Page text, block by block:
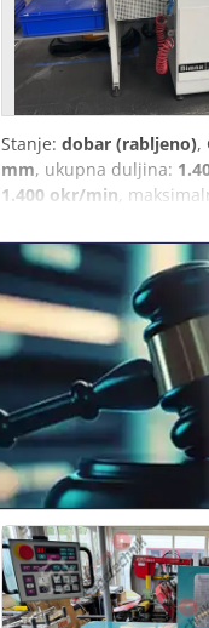
Stanje: dobar (rabljeno),
mm, ukupna duljina:
1.400 okr/min,
pile Ø 250 mm, kapacitet
HMI, s visokim brojem
jednostruko ili dvostruko
lampica stroja, 10